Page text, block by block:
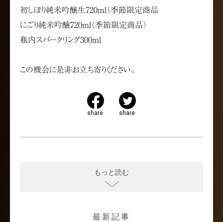
初しぼり純米吟醸生720ml（季節限定商品
にごり純米吟醸720ml（季節限定商品）
瓶内スパークリング300ml
この機会に是非お立ち寄りください。
share share
もっと読む
最新記事